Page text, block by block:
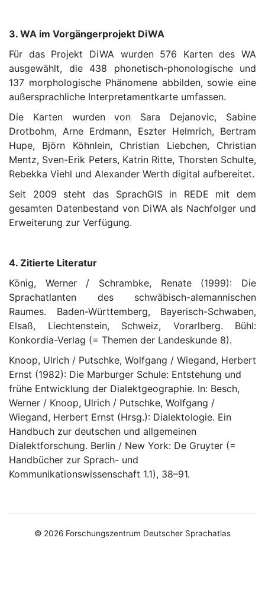
3. WA im Vorgängerprojekt DiWA
Für das Projekt DiWA wurden 576 Karten des WA
ausgewählt, die 438 phonetisch-phonologische und
137 morphologische Phänomene abbilden, sowie eine
außersprachliche Interpretamentkarte umfassen.
Die Karten wurden von Sara Dejanovic, Sabine
Drotbohm, Arne Erdmann, Eszter Helmrich, Bertram
Hupe, Björn Köhnlein, Christian Liebchen, Christian
Mentz, Sven-Erik Peters, Katrin Ritte, Thorsten Schulte,
Rebekka Viehl und Alexander Werth digital aufbereitet.
Seit 2009 steht das SprachGIS in REDE mit dem
gesamten Datenbestand von DiWA als Nachfolger und
Erweiterung zur Verfügung.
4. Zitierte Literatur
König, Werner / Schrambke, Renate (1999): Die
Sprachatlanten des schwäbisch-alemannischen
Raumes. Baden-Württemberg, Bayerisch-Schwaben,
Elsaß, Liechtenstein, Schweiz, Vorarlberg. Bühl:
Konkordia-Verlag (= Themen der Landeskunde 8).
Knoop, Ulrich / Putschke, Wolfgang / Wiegand, Herbert
Ernst (1982): Die Marburger Schule: Entstehung und
frühe Entwicklung der Dialektgeographie. In: Besch,
Werner / Knoop, Ulrich / Putschke, Wolfgang /
Wiegand, Herbert Ernst (Hrsg.): Dialektologie. Ein
Handbuch zur deutschen und allgemeinen
Dialektforschung. Berlin / New York: De Gruyter (=
Handbücher zur Sprach- und
Kommunikationswissenschaft 1.1), 38–91.
© 2026 Forschungszentrum Deutscher Sprachatlas